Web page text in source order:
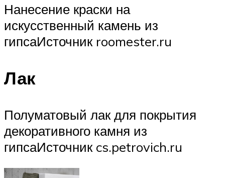
Нанесение краски на
искусственный камень из
гипсаИсточник roomester.ru
Лак
Полуматовый лак для покрытия
декоративного камня из
гипсаИсточник cs.petrovich.ru